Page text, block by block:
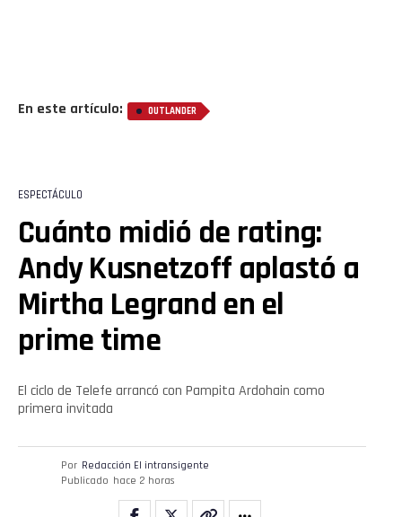
En este artículo: OUTLANDER
ESPECTÁCULO
Cuánto midió de rating:
Andy Kusnetzoff aplastó a
Mirtha Legrand en el
prime time
El ciclo de Telefe arrancó con Pampita Ardohain como
primera invitada
Por Redacción El intransigente
Publicado hace 2 horas
Pinterest
Whatsapp
Email